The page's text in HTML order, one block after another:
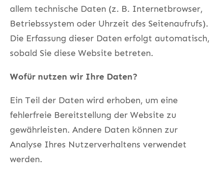
allem technische Daten (z. B. Internetbrowser,
Betriebssystem oder Uhrzeit des Seitenaufrufs).
Die Erfassung dieser Daten erfolgt automatisch,
sobald Sie diese Website betreten.
Wofür nutzen wir Ihre Daten?
Ein Teil der Daten wird erhoben, um eine
fehlerfreie Bereitstellung der Website zu
gewährleisten. Andere Daten können zur
Analyse Ihres Nutzerverhaltens verwendet
werden.